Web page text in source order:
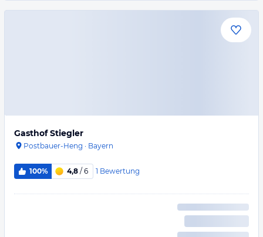
Gasthof Stiegler
Postbauer-Heng · Bayern
100% 4,8 / 6 1 Bewertung